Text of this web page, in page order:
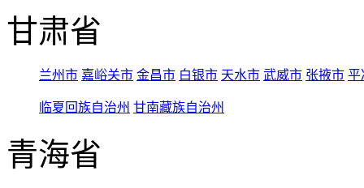
甘肃省
兰州市 嘉峪关市 金昌市 白银市 天水市 武威市 张掖市 平
临夏回族自治州 甘南藏族自治州
青海省